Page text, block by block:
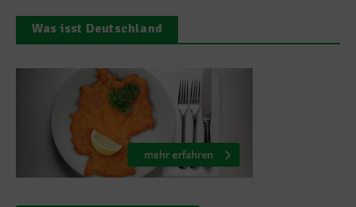
Was isst Deutschland